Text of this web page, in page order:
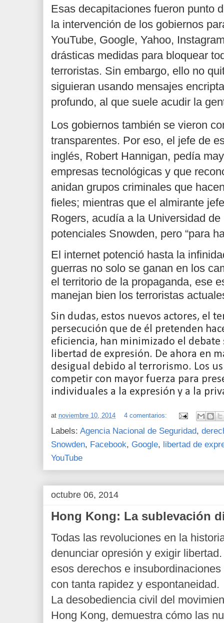
Esas decapitaciones fueron punto
la intervención de los gobiernos
YouTube, Google, Yahoo,
drásticas medidas para bloquear
terroristas. Sin embargo, ello no
siguieran usando mensajes
profundo, al que suele acudir la
Los gobiernos también se vieron
transparentes. Por eso, el jefe de
inglés, Robert Hannigan, pedía
empresas tecnológicas y que
anidan grupos criminales que
fieles; mientras que el almirante
Rogers, acudía a la Universidad
potenciales Snowden, pero “para
El internet potenció hasta la
guerras no solo se ganan en los
el territorio de la propaganda, ese
manejan bien los terroristas
Sin dudas, estos nuevos actores, el
persecución que de él pretenden
eficiencia, han minimizado el debate
libertad de expresión. De ahora en
desigual debido al terrorismo. Los
competir con mayor fuerza para
individuales a la expresión y a la
at noviembre 10, 2014 4 comentarios:
Labels: Agencia Nacional de Seguridad,
Snowden, Facebook, Google, libertad de
YouTube
octubre 06, 2014
Hong Kong: La sublevación
Todas las revoluciones en la
denunciar opresión y exigir
esos derechos e
con tanta rapidez y espontaneidad.
La desobediencia civil del
Hong Kong, demuestra cómo las